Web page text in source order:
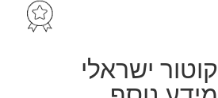
קוטור ישראלי